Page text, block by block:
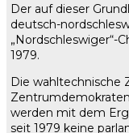
Der auf dieser
deutsch-
„Nordschleswiger“-
1979.
Die wahltechnische
werden mit dem
seit 1979 keine